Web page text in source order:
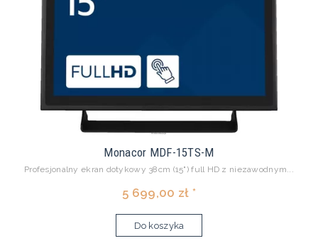
Monacor MDF-15TS-M
Profesjonalny ekran dotykowy 38cm (15") full HD z niezawodnym...
5 699,00 zł *
Do koszyka